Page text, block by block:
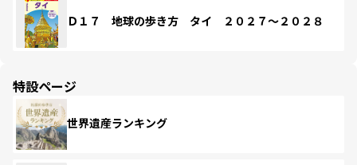
Ｄ１７ 地球の歩き方 タイ ２０２７～２０２８
特設ページ
世界遺産ランキング